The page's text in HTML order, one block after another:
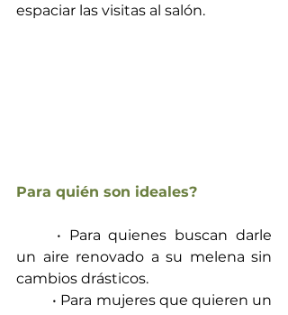
espaciar las visitas al salón.
Para quién son ideales?
un aire renovado a su melena sin
cambios drásticos.